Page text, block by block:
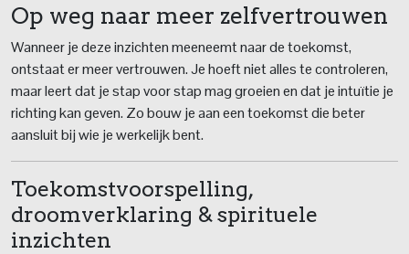
Op weg naar meer zelfvertrouwen
Wanneer je deze inzichten meeneemt naar de toekomst,
ontstaat er meer vertrouwen. Je hoeft niet alles te controleren,
maar leert dat je stap voor stap mag groeien en dat je intuïtie je
richting kan geven. Zo bouw je aan een toekomst die beter
aansluit bij wie je werkelijk bent.
Toekomstvoorspelling,
droomverklaring & spirituele
inzichten